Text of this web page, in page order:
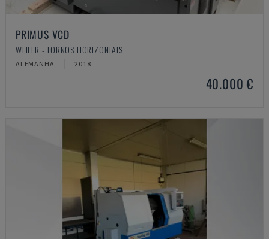
PRIMUS VCD
WEILER - TORNOS HORIZONTAIS
ALEMANHA 2018
40.000 €